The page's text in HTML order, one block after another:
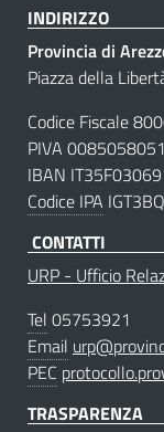
INDIRIZZO
Provincia di
Piazza della
Codice Fiscale
PIVA
IBAN
Codice IPA IGT3BQ
CONTATTI
URP - Ufficio
Tel 05753921
Email
PEC
TRASPARENZA